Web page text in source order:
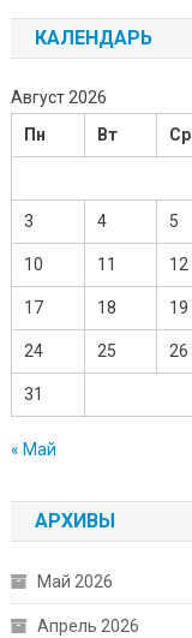
КАЛЕНДАРЬ
Август 2026
Пн
Вт Ср
3 4 5
10 11 12
17 18 19
24 25 26
31
« Май
АРХИВЫ
Май 2026
Апрель 2026